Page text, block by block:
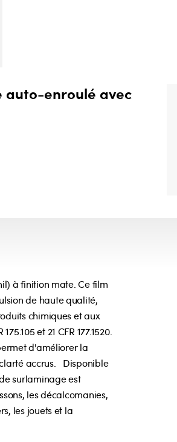
auto-enroulé avec
à finition mate. Ce film
de haute qualité,
chimiques et aux
et 21 CFR 177.1520.
d'améliorer la
accrus. Disponible
surlaminage est
les décalcomanies,
les jouets et la